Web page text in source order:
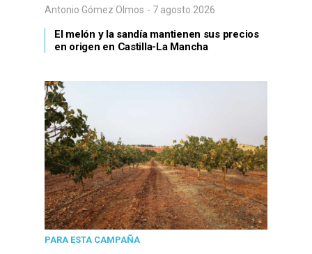
Antonio Gómez Olmos - 7 agosto 2026
El melón y la sandía mantienen sus precios
en origen en Castilla-La Mancha
PARA ESTA CAMPAÑA
Albacete
Cuenca
Guadalajara
Talavera
Educación
Cultura
Deportes